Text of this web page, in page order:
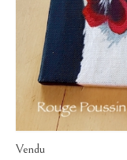
Vendu